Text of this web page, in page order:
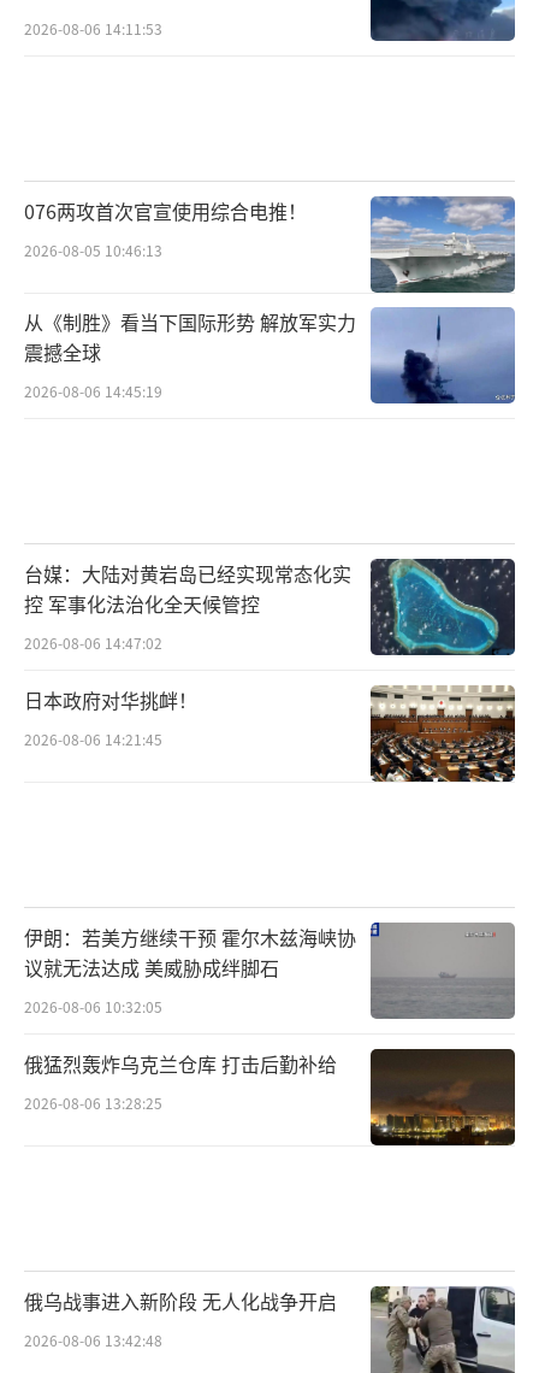
2026-08-06 14:11:53
076两攻首次官宣使用综合电推！
2026-08-05 10:46:13
从《制胜》看当下国际形势 解放军实力
震撼全球
2026-08-06 14:45:19
台媒：大陆对黄岩岛已经实现常态化实
控 军事化法治化全天候管控
2026-08-06 14:47:02
日本政府对华挑衅！
2026-08-06 14:21:45
伊朗：若美方继续干预 霍尔木兹海峡协
议就无法达成 美威胁成绊脚石
2026-08-06 10:32:05
俄猛烈轰炸乌克兰仓库 打击后勤补给
2026-08-06 13:28:25
俄乌战事进入新阶段 无人化战争开启
2026-08-06 13:42:48